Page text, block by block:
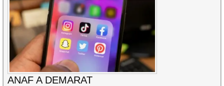
ANAF A DEMARAT